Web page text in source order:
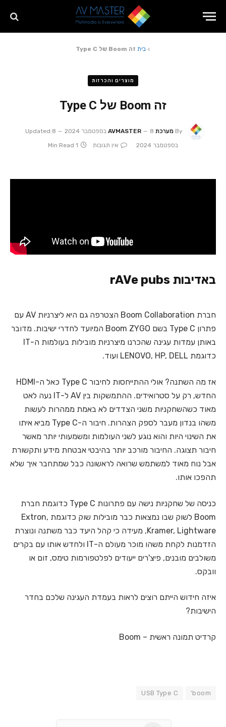
> בית זה Boom של Type C
מוצרים והכרזות
זה Boom של Type C
By מערכת AVMASTER 8 בספטמבר 2024 Updated:8
בספטמבר 2024
אין תגובות 1 Min Read
באדיבות rAVe pubs
חברת Boom Collaboration הצטרפה גם היא ליצרניות AV עם
פתרון Type C בשם Boom ZYGO המיועד לחדרי ישיבות. מדובר
באותן עמדות עגינה שהכרנו מיצרניות מובילות בעולמות ה-IT
כדוגמת LENOVO, HP, DELL ועוד.
אז מה השתנה? אולי ההתייחסות לחיבור Type C כאל ה-HDMI
החדש, רק על סטרואידים. ההתמשקות בין AV ל-IT נעה לאט
מאוד כשהשחקניות משני הצדדים לא באמת ממהרות לעשות
משהו בנדון מעבר לספק הצהרות. חיבור ה-Type C מביא איתו
את השינוי היות והוא נוגע לשני העולמות ומשמעותי יותר מאשר
חיבור תצוגה. החיבור מורכב יותר בהיבטי אבטחת מידע ותקשורת
אבל נוח מאוד למשתמש שרואה לראשונה כבל שמתחבר איך שלא
תהפכו אותו.
כניסה של שחקניות נישה עם פתרונות Type C כדוגמת חברת
Boom לשוק שבו נמצאות כבר מובילות שוק כדוגמת Extron,
Kramer, Lightware, מעידה כי קהל היעד כבר משתנה ונוצרת
הזדמנות לקחת משהו מוכר מעולם ה-IT ולחדש אותו עם בקרים
משולבים מובנים, פיצ'רים ייעודים לפלטפורמות טימס, זום או
וובקס.
איזה חידוש הייתם רוצים לראות בעמדת העגינה שלכם בחדר
הישיבות?
קרדיט תמונה ראשית – Boom
boom'
USB Type C